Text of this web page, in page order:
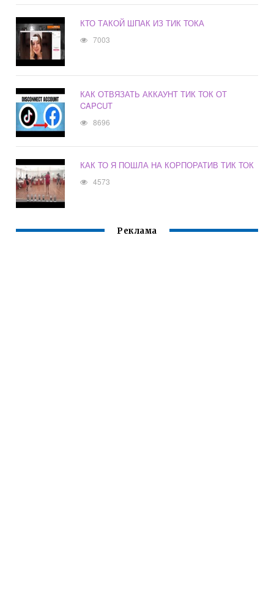
КТО ТАКОЙ ШПАК ИЗ ТИК ТОКА
7003
КАК ОТВЯЗАТЬ АККАУНТ ТИК ТОК ОТ
CAPCUT
8696
КАК ТО Я ПОШЛА НА КОРПОРАТИВ ТИК ТОК
4573
Реклама